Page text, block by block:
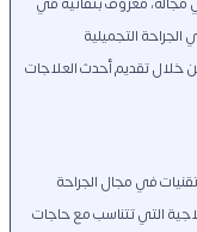
الجراحة التجميلية
خلال تقديم أحدث العلاجات
في مجال الجراحة
التي تتناسب مع حاجات